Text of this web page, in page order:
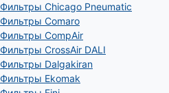
Фильтры Chicago Pneumatic
Фильтры Comaro
Фильтры CompAir
Фильтры CrossAir DALI
Фильтры Dalgakiran
Фильтры Ekomak